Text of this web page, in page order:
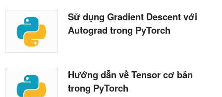
Sử dụng Gradient Descent với
Autograd trong PyTorch
Hướng dẫn về Tensor cơ bản
trong PyTorch